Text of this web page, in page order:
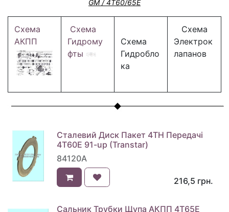
GM / 4T60/65E
Схема
АКПП
Схема
Гидрому
фты
Схема
Гидробло
ка
Схема
Электрок
лапанов
Сталевий Диск Пакет 4TH Передачі
4T60E 91-up (Transtar)
84120A
216,5 грн.
Сальник Трубки Щупа АКПП 4T65E